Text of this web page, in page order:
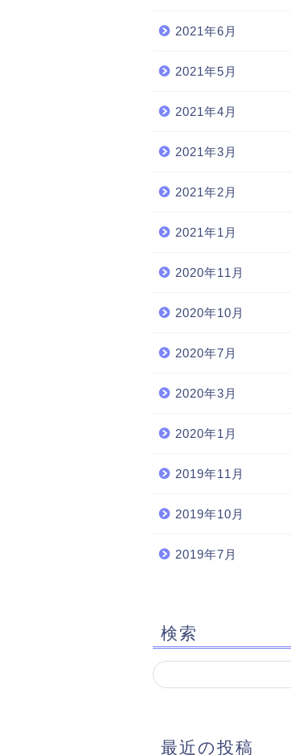
2021年6月
2021年5月
2021年4月
2021年3月
2021年2月
2021年1月
2020年11月
2020年10月
2020年7月
2020年3月
2020年1月
2019年11月
2019年10月
2019年7月
検索
最近の投稿